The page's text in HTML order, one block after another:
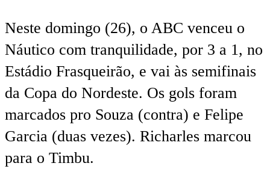
Neste domingo (26), o ABC venceu o
Náutico com tranquilidade, por 3 a 1, no
Estádio Frasqueirão, e vai às semifinais
da Copa do Nordeste. Os gols foram
marcados pro Souza (contra) e Felipe
Garcia (duas vezes). Richarles marcou
para o Timbu.